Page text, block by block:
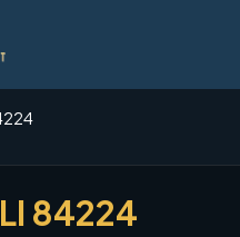
84224